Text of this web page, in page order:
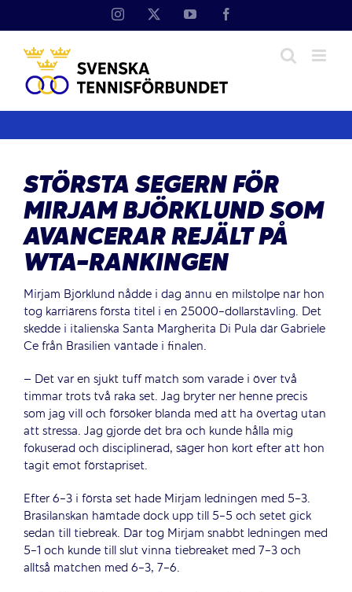
Instagram YouTube
STÖRSTA SEGERN FÖR
MIRJAM BJÖRKLUND SOM
AVANCERAR REJÄLT PÅ
WTA-RANKINGEN
Mirjam Björklund nådde i dag ännu en milstolpe när hon
tog karriärens första titel i en 25000-dollarstävling. Det
skedde i italienska Santa Margherita Di Pula där Gabriele
Ce från Brasilien väntade i finalen.
– Det var en sjukt tuff match som varade i över två
timmar trots två raka set. Jag bryter ner henne precis
som jag vill och försöker blanda med att ha övertag utan
att stressa. Jag gjorde det bra och kunde hålla mig
fokuserad och disciplinerad, säger hon kort efter att hon
tagit emot förstapriset.
Efter 6-3 i första set hade Mirjam ledningen med 5-3.
Brasilanskan hämtade dock upp till 5-5 och setet gick
sedan till tiebreak. Där tog Mirjam snabbt ledningen med
5-1 och kunde till slut vinna tiebreaket med 7-3 och
alltså matchen med 6-3, 7-6.